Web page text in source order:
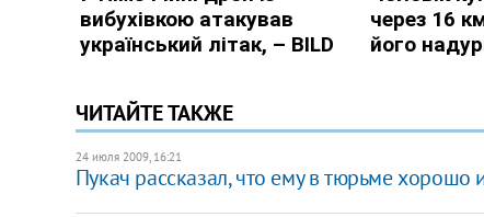
ЧИТАЙТЕ ТАКЖЕ
24 июля 2009, 16:21
Пукач рассказал, что ему в тюрьме хорошо